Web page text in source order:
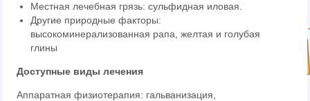
Местная лечебная грязь: сульфидная иловая.
Другие природные факторы:
высокоминерализованная рапа, желтая и голубая
глины
Доступные виды лечения
Аппаратная физиотерапия: гальванизация,